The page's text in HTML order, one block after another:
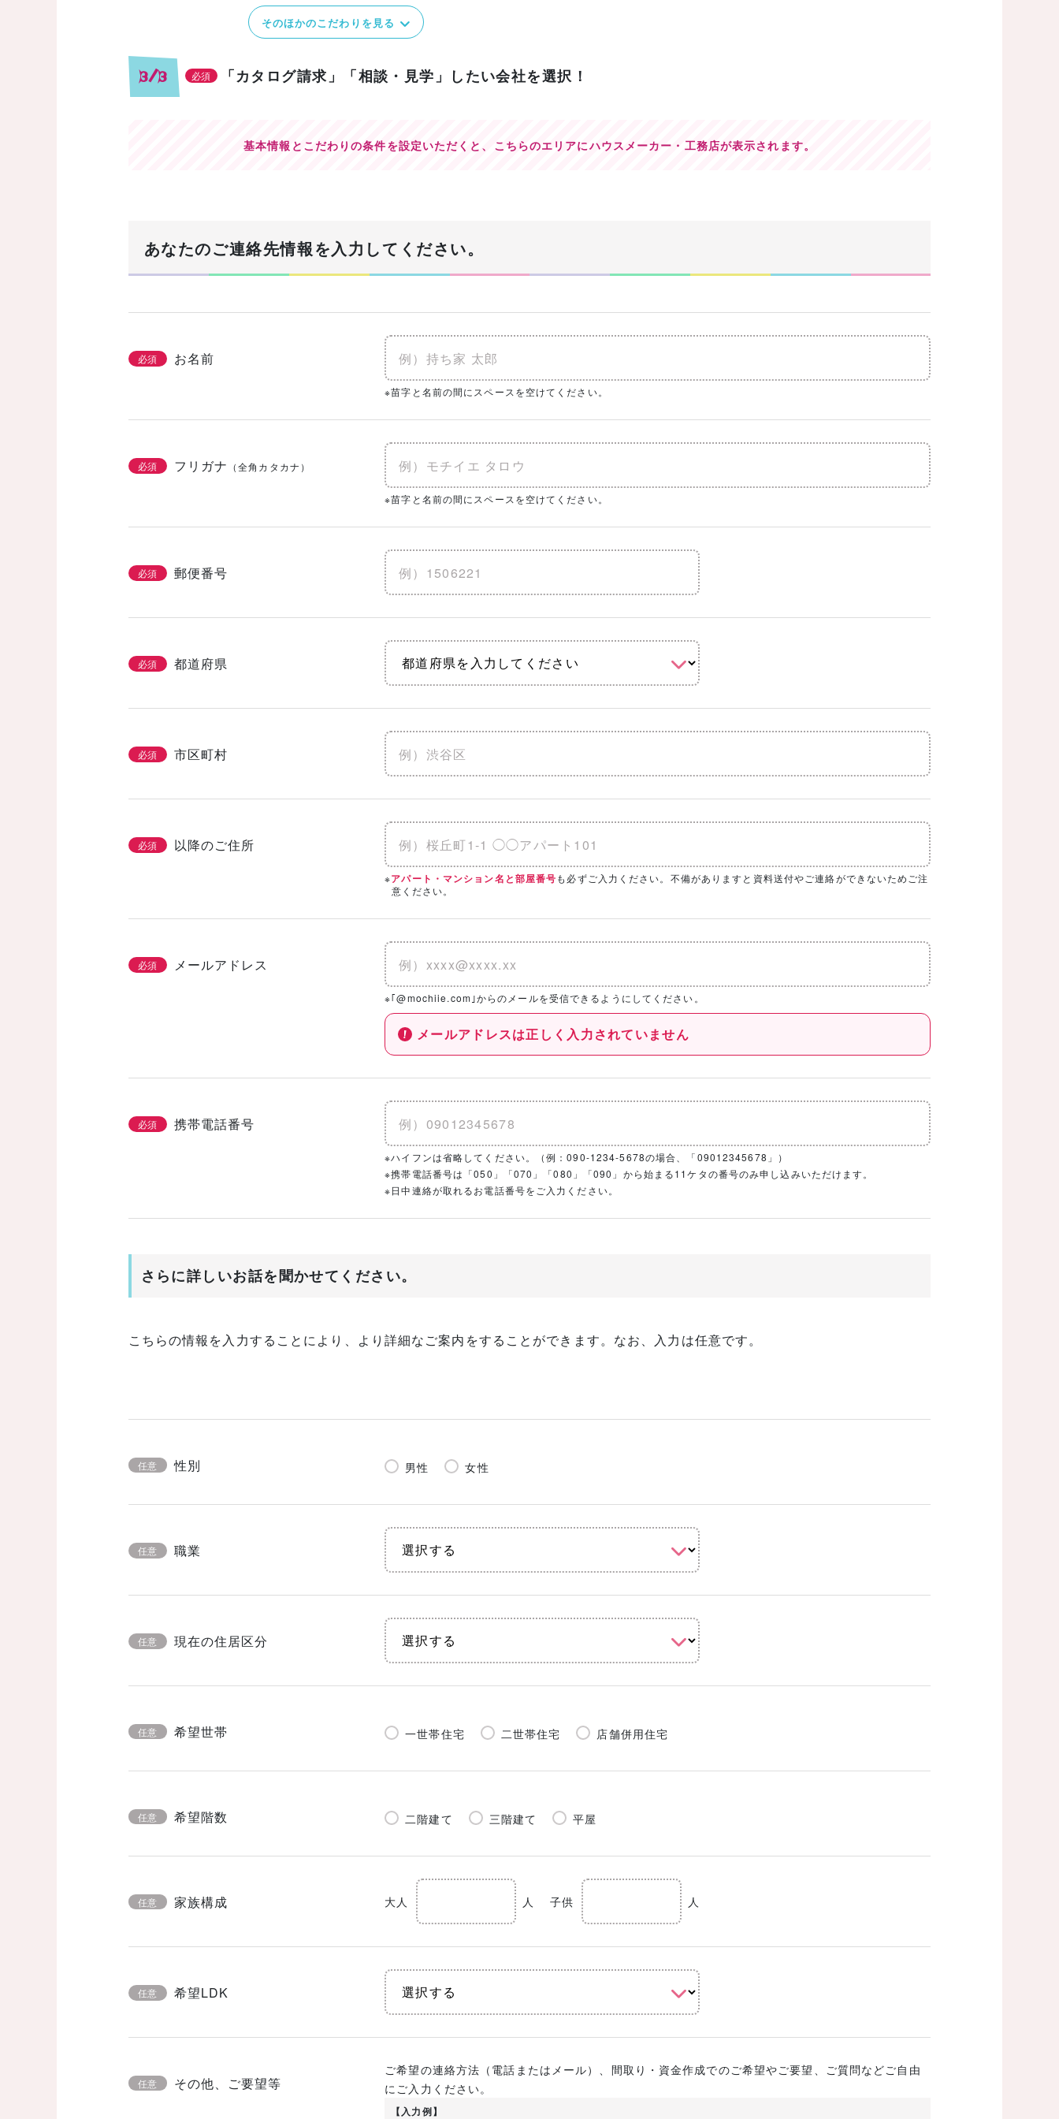
そのほかのこだわりを見る
3/3 必須 「カタログ請求」「相談・見学」したい会社を選択！
基本情報とこだわりの条件を設定いただくと、 こちらのエリアにハウスメーカー・工務店が表示されます。
あなたのご連絡先情報を入力してください。
必須 お名前
※苗字と名前の間にスペースを空けてください。
必須 フリガナ （全角カタカナ）
※苗字と名前の間にスペースを空けてください。
必須 郵便番号
必須 都道府県
必須 市区町村
必須 以降のご住所
※アパート・マンション名と部屋番号も必ずご入力ください。不備がありますと資料送付やご連絡ができないためご注
意ください。
必須 メールアドレス
※｢@mochiie.com｣からのメールを受信できるようにしてください。
メールアドレスは正しく入力されていません
必須 携帯電話番号
※ハイフンは省略してください。（例：090-1234-5678の場合、「09012345678」）
※携帯電話番号は「050」「070」「080」「090」から始まる11ケタの番号のみ申し込みいただけます。
※日中連絡が取れるお電話番号をご入力ください。
さらに詳しいお話を聞かせてください。
こちらの情報を入力することにより、より詳細なご案内をすることができます。なお、入力は任意です。
任意 性別 男性 女性
任意 職業
任意 現在の住居区分
任意 希望世帯 一世帯住宅 二世帯住宅 店舗併用住宅
任意 希望階数 二階建て 三階建て 平屋
任意 家族構成 大人 人 子供 人
任意 希望LDK
任意 その他、ご要望等
ご希望の連絡方法（電話またはメール）、間取り・資金作成でのご希望やご要望、ご質問などご自由
にご入力ください。
【入力例】